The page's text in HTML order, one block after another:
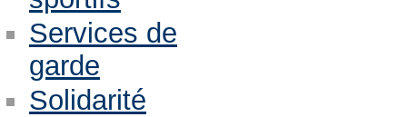
Services de
garde
Solidarité